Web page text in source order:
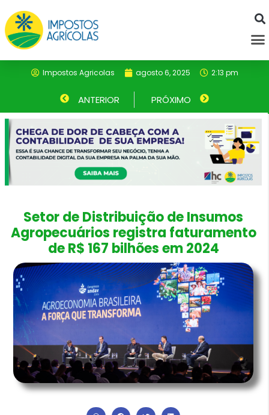
para
Impostos Agricolas agosto 6, 2025 2:13 pm
Anterior
ANTERIOR PRÓXIMO Próximo
Setor de Distribuição de Insumos
Agropecuários registra faturamento
de R$ 167 bilhões em 2024